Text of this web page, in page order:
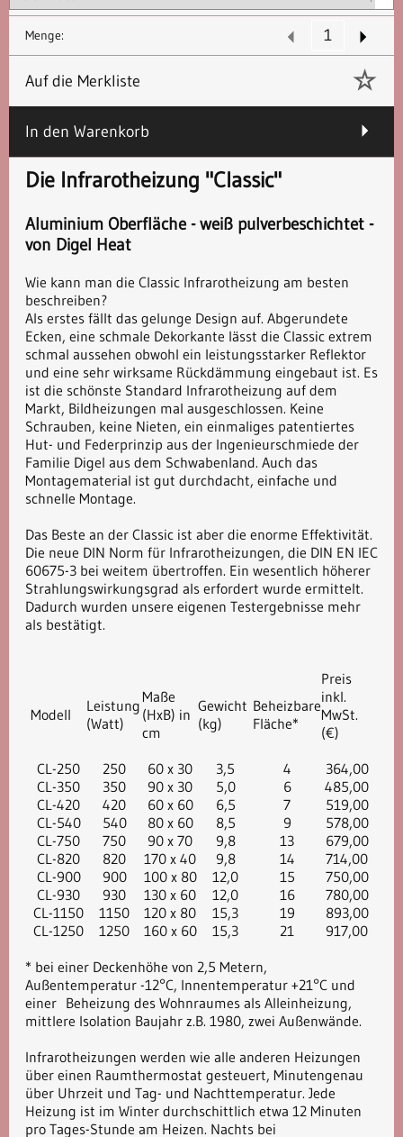
Menge:
Auf die Merkliste
In den Warenkorb
Die Infrarotheizung "Classic"
Aluminium Oberfläche - weiß pulverbeschichtet -
von Digel Heat
Wie kann man die Classic Infrarotheizung am besten
beschreiben?
Als erstes fällt das gelunge Design auf. Abgerundete
Ecken, eine schmale Dekorkante lässt die Classic extrem
schmal aussehen obwohl ein leistungsstarker Reflektor
und eine sehr wirksame Rückdämmung eingebaut ist. Es
ist die schönste Standard Infrarotheizung auf dem
Markt, Bildheizungen mal ausgeschlossen. Keine
Schrauben, keine Nieten, ein einmaliges patentiertes
Hut- und Federprinzip aus der Ingenieurschmiede der
Familie Digel aus dem Schwabenland. Auch das
Montagematerial ist gut durchdacht, einfache und
schnelle Montage.
Das Beste an der Classic ist aber die enorme Effektivität.
Die neue DIN Norm für Infrarotheizungen, die DIN EN IEC
60675-3 bei weitem übertroffen. Ein wesentlich höherer
Strahlungswirkungsgrad als erfordert wurde ermittelt.
Dadurch wurden unsere eigenen Testergebnisse mehr
als bestätigt.
Modell
Leistung
(Watt)
Maße
(HxB) in
cm
Gewicht
(kg)
Beheizbare
Fläche*
Preis
inkl.
MwSt.
(€)
CL-250
250 60 x 30 3,5 4
364,00
CL-350
350 90 x 30 5,0 6
485,00
CL-420
420 60 x 60 6,5 7
519,00
CL-540
540 80 x 60 8,5 9
578,00
CL-750
750 90 x 70 9,8 13
679,00
CL-820
820 170 x 40 9,8 14
714,00
CL-900
900 100 x 80 12,0 15
750,00
CL-930
930 130 x 60 12,0 16
780,00
CL-1150
1150 120 x 80 15,3 19
893,00
CL-1250
1250 160 x 60 15,3 21
917,00
* bei einer Deckenhöhe von 2,5 Metern,
Außentemperatur -12°C, Innentemperatur +21°C und
einer Beheizung des Wohnraumes als Alleinheizung,
mittlere Isolation Baujahr z.B. 1980, zwei Außenwände.
Infrarotheizungen werden wie alle anderen Heizungen
über einen Raumthermostat gesteuert, Minutengenau
über Uhrzeit und Tag- und Nachttemperatur. Jede
Heizung ist im Winter durchschittlich etwa 12 Minuten
pro Tages-Stunde am Heizen. Nachts bei